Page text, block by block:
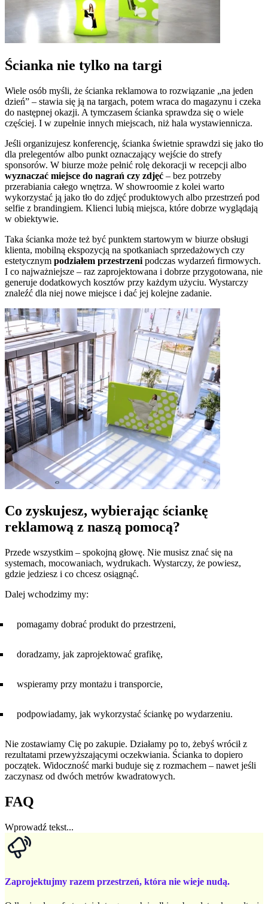
Ścianka nie tylko na targi
Wiele osób myśli, że ścianka reklamowa to rozwiązanie „na jeden
dzień” – stawia się ją na targach, potem wraca do magazynu i czeka
do następnej okazji. A tymczasem ścianka sprawdza się o wiele
częściej. I w zupełnie innych miejscach, niż hala wystawiennicza.
Jeśli organizujesz konferencję, ścianka świetnie sprawdzi się jako tło
dla prelegentów albo punkt oznaczający wejście do strefy
sponsorów. W biurze może pełnić rolę dekoracji w recepcji albo
wyznaczać miejsce do nagrań czy zdjęć – bez potrzeby
przerabiania całego wnętrza. W showroomie z kolei warto
wykorzystać ją jako tło do zdjęć produktowych albo przestrzeń pod
selfie z brandingiem. Klienci lubią miejsca, które dobrze wyglądają
w obiektywie.
Taka ścianka może też być punktem startowym w biurze obsługi
klienta, mobilną ekspozycją na spotkaniach sprzedażowych czy
estetycznym podziałem przestrzeni podczas wydarzeń firmowych.
I co najważniejsze – raz zaprojektowana i dobrze przygotowana, nie
generuje dodatkowych kosztów przy każdym użyciu. Wystarczy
znaleźć dla niej nowe miejsce i dać jej kolejne zadanie.
Co zyskujesz, wybierając ściankę
reklamową z naszą pomocą?
Przede wszystkim – spokojną głowę. Nie musisz znać się na
systemach, mocowaniach, wydrukach. Wystarczy, że powiesz,
gdzie jedziesz i co chcesz osiągnąć.
Dalej wchodzimy my:
pomagamy dobrać produkt do przestrzeni,
doradzamy, jak zaprojektować grafikę,
wspieramy przy montażu i transporcie,
podpowiadamy, jak wykorzystać ściankę po wydarzeniu.
Nie zostawiamy Cię po zakupie. Działamy po to, żebyś wrócił z
rezultatami przewyższającymi oczekwiania. Ścianka to dopiero
początek. Widoczność marki buduje się z rozmachem – nawet jeśli
zaczynasz od dwóch metrów kwadratowych.
FAQ
Wprowadź tekst...
Zaprojektujmy razem przestrzeń, która nie wieje nudą.